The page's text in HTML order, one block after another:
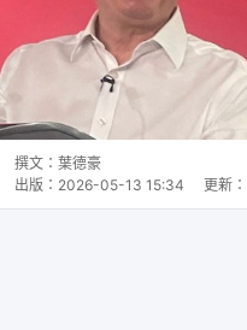
撰文： 葉德豪
出版： 2026-05-13 15:34 更新：